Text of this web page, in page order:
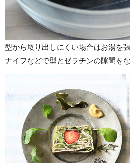
型から取り出しにくい場合はお湯を
ナイフなどで型とゼラチンの隙間を